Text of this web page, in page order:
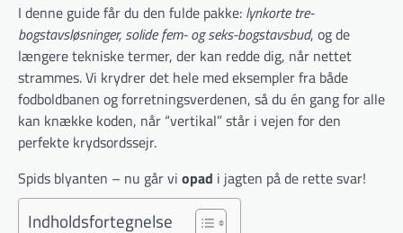
I denne guide får du den fulde pakke: lynkorte tre-
bogstavsløsninger, solide fem- og seks-bogstavsbud, og de
længere tekniske termer, der kan redde dig, når nettet
strammes. Vi krydrer det hele med eksempler fra både
fodboldbanen og forretningsverdenen, så du én gang for alle
kan knække koden, når “vertikal” står i vejen for den
perfekte krydsordssejr.
Spids blyanten – nu går vi opad i jagten på de rette svar!
Indholdsfortegnelse